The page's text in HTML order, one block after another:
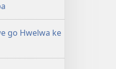
go Hwelwa ke